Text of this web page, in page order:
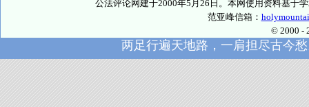
公法评论网建于2000年5月26日。本网使用资料基于
范亚峰信箱：
© 2000 -
两足行遍天地路，一肩担尽古今